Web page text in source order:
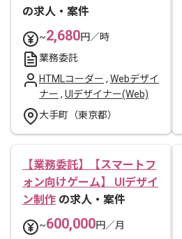
の求人・案件
~2,680円／時
業務委託
HTMLコーダー , Webデザイ
ナー , UIデザイナー(Web)
大手町（東京都）
【業務委託】【スマートフ
ォン向けゲーム】 UIデザイ
ン制作 の求人・案件
~600,000円／月